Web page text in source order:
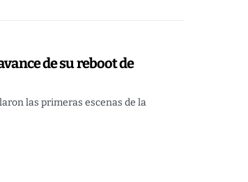
de su reboot de
las primeras escenas de la